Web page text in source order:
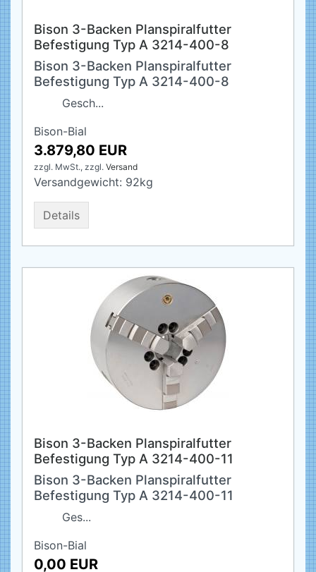
Bison 3-Backen Planspiralfutter
Befestigung Typ A 3214-400-8
Bison 3-Backen Planspiralfutter
Befestigung Typ A 3214-400-8
Gesch...
Bison-Bial
3.879,80 EUR
zzgl. MwSt., zzgl. Versand
Versandgewicht: 92kg
Details
Bison 3-Backen Planspiralfutter
Befestigung Typ A 3214-400-11
Bison 3-Backen Planspiralfutter
Befestigung Typ A 3214-400-11
Ges...
Bison-Bial
0,00 EUR